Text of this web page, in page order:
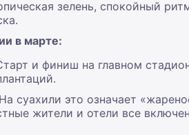
зелень, спокойный
в марте:
и финиш на главном
суахили это означает
жители и отели все